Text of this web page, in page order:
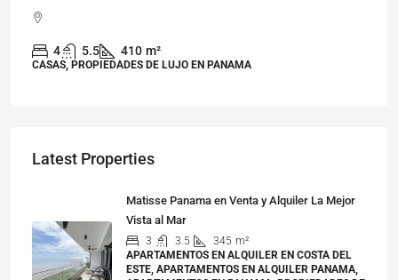
4 5.5 410 m²
CASAS, PROPIEDADES DE LUJO EN PANAMA
Latest Properties
Matisse Panama en Venta y Alquiler La Mejor
Vista al Mar
3 3.5 345 m²
APARTAMENTOS EN ALQUILER EN COSTA DEL
ESTE, APARTAMENTOS EN ALQUILER PANAMA,